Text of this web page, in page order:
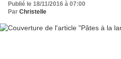
Publié le 18/11/2016 à 07:00
Par Christelle